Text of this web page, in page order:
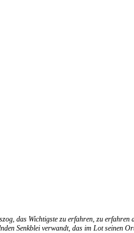
das Wichtigste zu erfahren, zu erfahren
Senkblei verwandt, das im Lot seinen